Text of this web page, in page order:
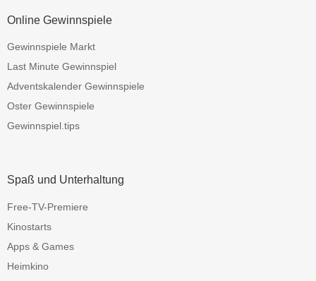
Online Gewinnspiele
Gewinnspiele Markt
Last Minute Gewinnspiel
Adventskalender Gewinnspiele
Oster Gewinnspiele
Gewinnspiel.tips
Spaß und Unterhaltung
Free-TV-Premiere
Kinostarts
Apps & Games
Heimkino